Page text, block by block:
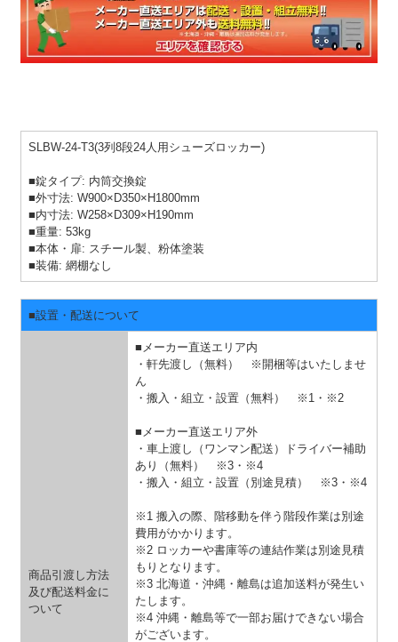
SLBW-24-T3(3列8段24人用シューズロッカー)
■錠タイプ: 内筒交換錠
■外寸法: W900×D350×H1800mm
■内寸法: W258×D309×H190mm
■重量: 53kg
■本体・扉: スチール製、粉体塗装
■装備: 網棚なし
■設置・配送について
商品引渡し方法
及び配送料金に
ついて
■メーカー直送エリア内
・軒先渡し（無料） ※開梱等はいたしませ
ん
・搬入・組立・設置（無料）
※1・※2
■メーカー直送エリア外
・車上渡し（ワンマン配送）ドライバー補助
あり（無料）
※3・※4
・搬入・組立・設置（別途見積）
※3・※4
※1 搬入の際、階移動を伴う階段作業は別途
費用がかかります。
※2 ロッカーや書庫等の連結作業は別途見積
もりとなります。
※3 北海道・沖縄・離島は追加送料が発生い
たします。
※4 沖縄・離島等で一部お届けできない場合
がございます。